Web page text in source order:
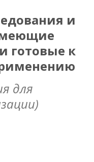
и
готовые к
для